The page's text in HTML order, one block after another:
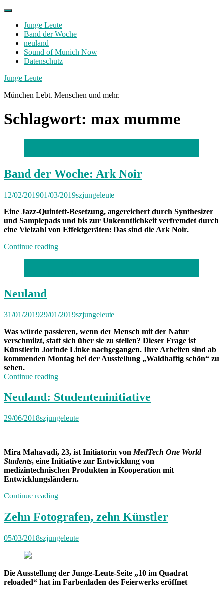
Skip
contentJunge Leute
Band der Woche
neuland
Sound of Munich Now
Datenschutz
Facebook
Twitter
Instagram
Junge Leute
München Lebt. Menschen und mehr.
Schlagwort: max mumme
Band der Woche: Ark Noir
12/02/201901/03/2019szjungeleute
Eine Jazz-Quintett-Besetzung, angereichert durch Synthesizer
und Samplepads und bis zur Unkenntlichkeit verfremdet durch
eine Vielzahl von Effektgeräten: Das sind die Ark Noir.
Continue reading„Band
Neuland
31/01/201929/01/2019szjungeleute
Was würde passieren, wenn der Mensch mit der Natur
verschmilzt, statt sich über sie zu stellen? Dieser Frage ist
Künstlerin Jorinde Linke nachgegangen. Ihre Arbeiten sind ab
kommenden Montag bei der Ausstellung „Waldhaftig schön“ zu
sehen.
Continue reading„Neuland“
Neuland: Studenteninitiative
29/06/2018szjungeleute
Mira Mahavadi, 23, ist Initiatorin von MedTech One World
Students, eine Initiative zur Entwicklung von
medizintechnischen Produkten in Kooperation mit
Entwicklungsländern.
Continue reading„Neuland:
Zehn Fotografen, zehn Künstler
05/03/2018szjungeleute
Die Ausstellung der Junge-Leute-Seite „10 im Quadrat
reloaded“ hat im Farbenladen des Feierwerks eröffnet